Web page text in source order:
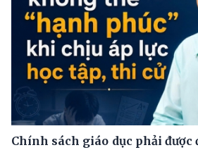
Chính sách giáo dục phải được